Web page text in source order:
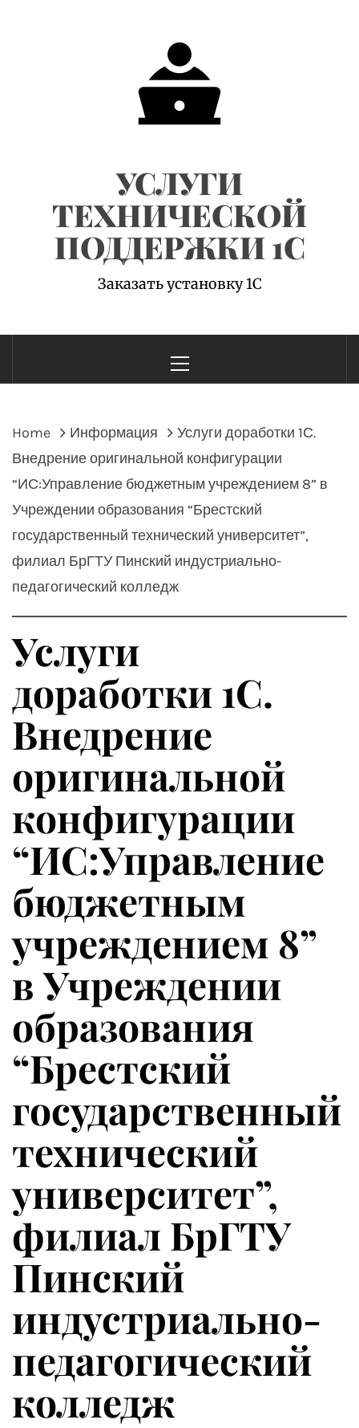
УСЛУГИ
ТЕХНИЧЕСКОЙ
ПОДДЕРЖКИ 1С
Заказать установку 1С
Menu
Home Информация
Услуги доработки 1С.
Внедрение оригинальной конфигурации
“ИС:Управление бюджетным учреждением 8” в
Учреждении образования “Брестский
государственный технический университет”,
филиал БрГТУ Пинский индустриально-
педагогический колледж
Услуги
доработки 1С.
Внедрение
оригинальной
конфигурации
“ИС:Управление
бюджетным
учреждением 8”
в Учреждении
образования
“Брестский
государственный
технический
университет”,
филиал БрГТУ
Пинский
индустриально-
педагогический
колледж